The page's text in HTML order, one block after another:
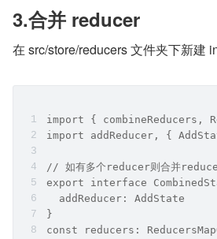
3.合并 reducer
在 src/store/reducers 文件夹下新建
import { combineReducers,
import addReducer, {
// 如有多个reducer则合并
export interface
  addReducer: AddState
}
const reducers: